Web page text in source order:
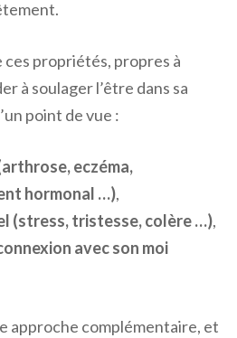
propriétés, propres à
à soulager l’être dans sa
point de vue :
eczéma,
hormonal …),
(stress, tristesse, colère …),
avec son moi
approche complémentaire, et